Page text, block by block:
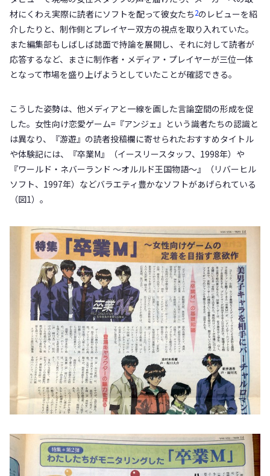
材にくわえ実際に読者にソフトを配って彼女たち2のレビューを紹
介したりと、制作側とプレイヤー双方の視点を取り入れていた。
また編集部もしばしば誌面で持論を展開し、それに対して読者が
応答するなど、まさに制作者・メディア・プレイヤーが三位一体
となって市場を盛り上げようとしていたことが確認できる。
こうした姿勢は、他メディアと一線を画した言論空間の形成を促
した。女性向け恋愛ゲーム=『アンジェ』という識者たちの認識と
は異なり、『游遊』の読者投稿欄に寄せられたおすすめタイトル
や体験記には、『卒業M』（イースリースタッフ、1998年）や
『ワールド・ネバーランド 〜オルルド王国物語〜』（リバーヒル
ソフト、1997年）などバラエティ豊かなソフトがあげられている
（図1）。